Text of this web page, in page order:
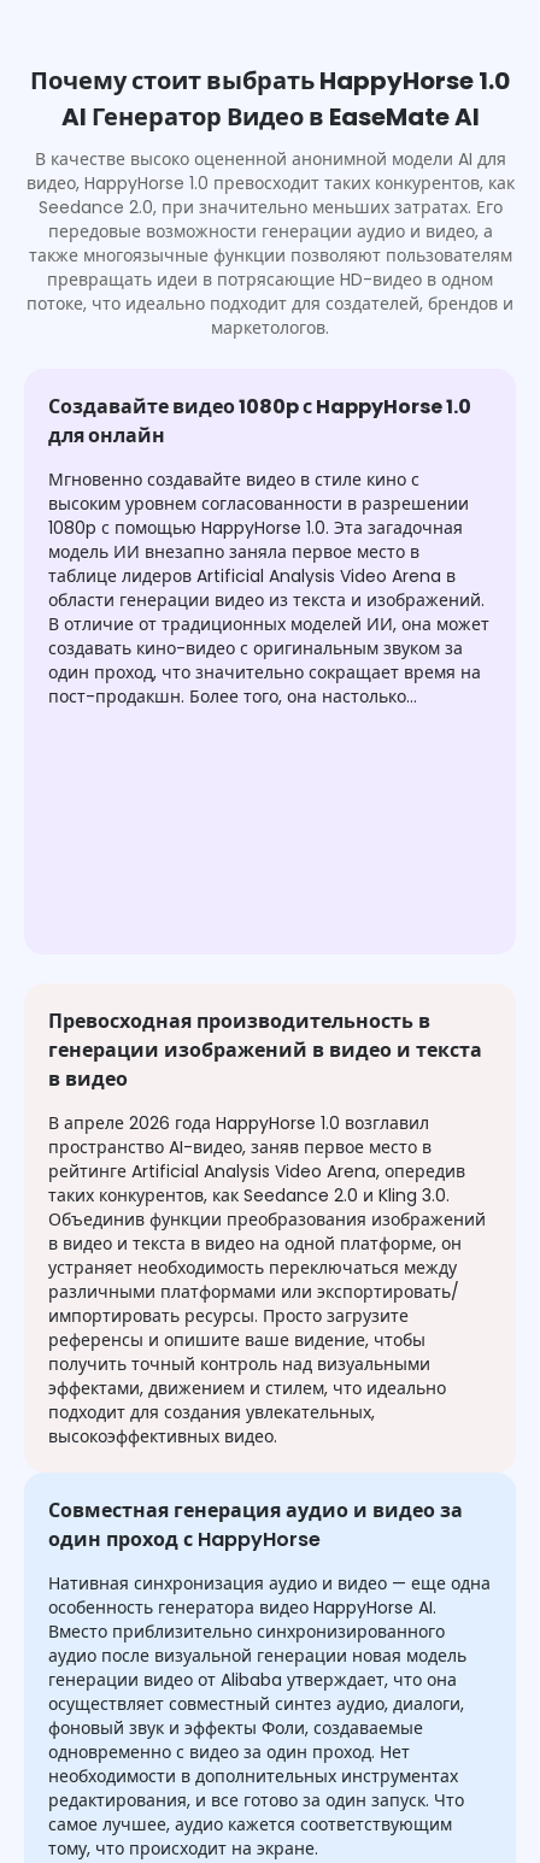
Почему стоит выбрать HappyHorse 1.0
AI Генератор Видео в EaseMate AI
В качестве высоко оцененной анонимной модели AI для
видео, HappyHorse 1.0 превосходит таких конкурентов, как
Seedance 2.0, при значительно меньших затратах. Его
передовые возможности генерации аудио и видео, а
также многоязычные функции позволяют пользователям
превращать идеи в потрясающие HD-видео в одном
потоке, что идеально подходит для создателей, брендов и
маркетологов.
Создавайте видео 1080p с HappyHorse 1.0
для онлайн
Мгновенно создавайте видео в стиле кино с
высоким уровнем согласованности в разрешении
1080p с помощью HappyHorse 1.0. Эта загадочная
модель ИИ внезапно заняла первое место в
таблице лидеров Artificial Analysis Video Arena в
области генерации видео из текста и изображений.
В отличие от традиционных моделей ИИ, она может
создавать кино-видео с оригинальным звуком за
один проход, что значительно сокращает время на
пост-продакшн. Более того, она настолько
Превосходная производительность в
генерации изображений в видео и текста
в видео
В апреле 2026 года HappyHorse 1.0 возглавил
пространство AI-видео, заняв первое место в
рейтинге Artificial Analysis Video Arena, опередив
таких конкурентов, как Seedance 2.0 и Kling 3.0.
Объединив функции преобразования изображений
в видео и текста в видео на одной платформе, он
устраняет необходимость переключаться между
различными платформами или экспортировать/
импортировать ресурсы. Просто загрузите
референсы и опишите ваше видение, чтобы
получить точный контроль над визуальными
эффектами, движением и стилем, что идеально
подходит для создания увлекательных,
высокоэффективных видео.
Совместная генерация аудио и видео за
один проход с HappyHorse
Нативная синхронизация аудио и видео — еще одна
особенность генератора видео HappyHorse AI.
Вместо приблизительно синхронизированного
аудио после визуальной генерации новая модель
генерации видео от Alibaba утверждает, что она
осуществляет совместный синтез аудио, диалоги,
фоновый звук и эффекты Фоли, создаваемые
одновременно с видео за один проход. Нет
необходимости в дополнительных инструментах
редактирования, и все готово за один запуск. Что
самое лучшее, аудио кажется соответствующим
тому, что происходит на экране.